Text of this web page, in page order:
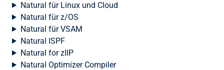
Natural für Linux und Cloud
Natural für z/OS
Natural für VSAM
Natural ISPF
Natural for zIIP
Natural Optimizer Compiler